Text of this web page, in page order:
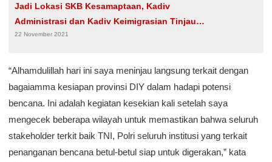
Jadi Lokasi SKB Kesamaptaan, Kadiv
Administrasi dan Kadiv Keimigrasian Tinjau
Stadion Maulana Yusuf Serang
22 November 2021
“Alhamdulillah hari ini saya meninjau langsung terkait dengan
bagaiamma kesiapan provinsi DIY dalam hadapi potensi
bencana. Ini adalah kegiatan kesekian kali setelah saya
mengecek beberapa wilayah untuk memastikan bahwa seluruh
stakeholder terkit baik TNI, Polri seluruh institusi yang terkait
penanganan bencana betul-betul siap untuk digerakan,” kata